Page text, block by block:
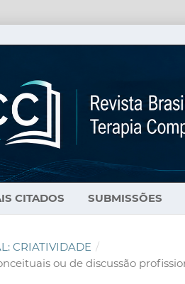
CITADOS SUBMISSÕES
CRIATIVIDADE /
ou de discussão